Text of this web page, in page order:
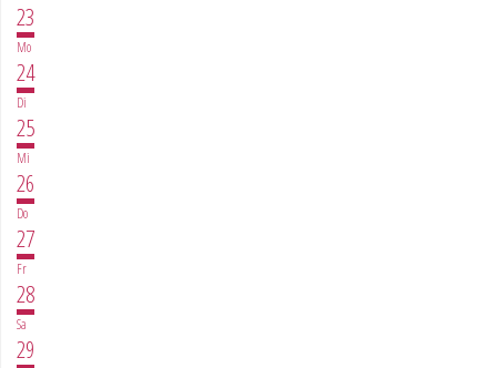
23
Mo
24
Di
25
Mi
26
Do
27
Fr
28
Sa
29